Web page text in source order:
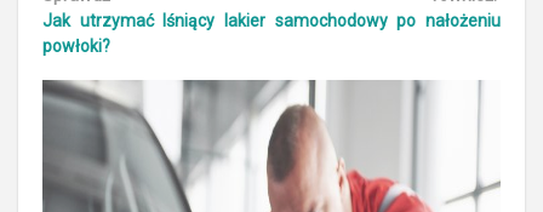
Jak utrzymać lśniący lakier samochodowy po nałożeniu
powłoki?